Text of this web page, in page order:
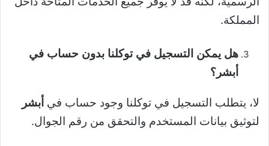
المملكة.
هل يمكن التسجيل في توكلنا بدون حساب في
أبشر؟
لا، يتطلب التسجيل في توكلنا وجود حساب في أبشر
لتوثيق بيانات المستخدم والتحقق من رقم الجوال.